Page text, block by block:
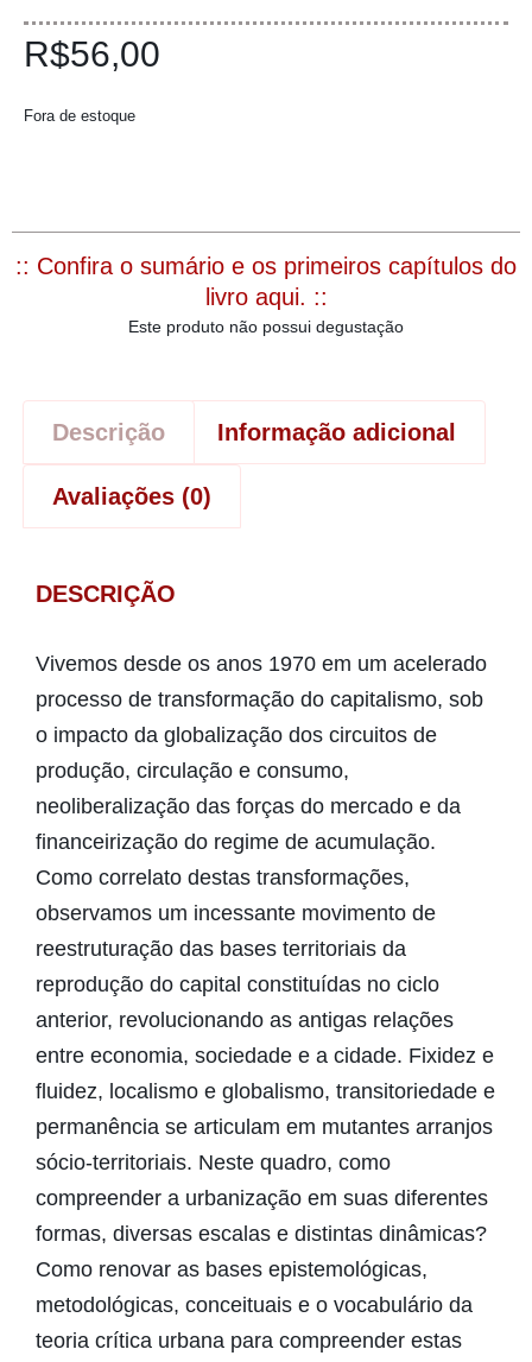
R$56,00
Fora de estoque
:: Confira o sumário e os primeiros capítulos do
livro aqui. ::
Este produto não possui degustação
Descrição Informação adicional
Avaliações (0)
DESCRIÇÃO
Vivemos desde os anos 1970 em um acelerado
processo de transformação do capitalismo, sob
o impacto da globalização dos circuitos de
produção, circulação e consumo,
neoliberalização das forças do mercado e da
financeirização do regime de acumulação.
Como correlato destas transformações,
observamos um incessante movimento de
reestruturação das bases territoriais da
reprodução do capital constituídas no ciclo
anterior, revolucionando as antigas relações
entre economia, sociedade e a cidade. Fixidez e
fluidez, localismo e globalismo, transitoriedade e
permanência se articulam em mutantes arranjos
sócio-territoriais. Neste quadro, como
compreender a urbanização em suas diferentes
formas, diversas escalas e distintas dinâmicas?
Como renovar as bases epistemológicas,
metodológicas, conceituais e o vocabulário da
teoria crítica urbana para compreender estas